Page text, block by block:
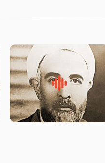
روضه‌ی مجلس یزید ملعون و
اسارت اهل‌بیت علیهم‌السلام –